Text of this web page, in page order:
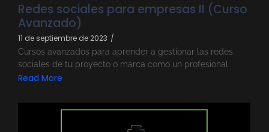
Redes sociales para empresas II (Curso
Avanzado)
11 de septiembre de 2023 /
Cursos avanzados para aprender a gestionar las redes
sociales de tu proyecto o marca como un profesional.
Read More